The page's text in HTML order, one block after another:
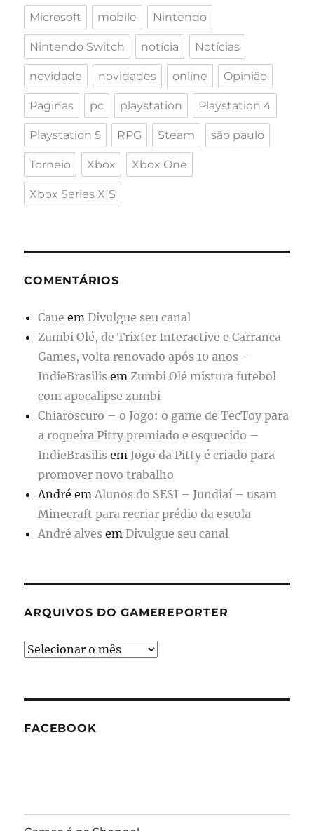
Microsoft mobile Nintendo
Nintendo Switch notícia Notícias
novidade novidades online Opinião
Paginas pc playstation Playstation 4
Playstation 5 RPG Steam são paulo
Torneio Xbox Xbox One
Xbox Series X|S
COMENTÁRIOS
Caue emDivulgue seu canal
Zumbi Olé, de Trixter Interactive e Carranca
Games, volta renovado após 10 anos –
IndieBrasilis emZumbi Olé mistura futebol
com apocalipse zumbi
Chiaroscuro – o Jogo: o game de TecToy para
a roqueira Pitty premiado e esquecido –
IndieBrasilis em Jogo da Pitty é criado para
promover novo trabalho
André emAlunos do SESI – Jundiaí – usam
Minecraft para recriar prédio da escola
André alves emDivulgue seu canal
ARQUIVOS DO GAMEREPORTER
Arquivos
FACEBOOK